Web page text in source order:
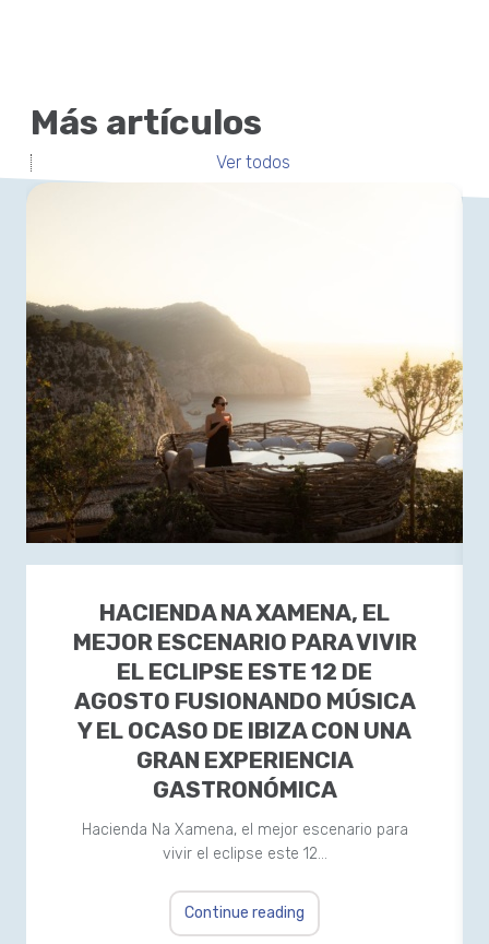
Más artículos
Ver todos
HACIENDA NA XAMENA, EL
MEJOR ESCENARIO PARA VIVIR
EL ECLIPSE ESTE 12 DE
AGOSTO FUSIONANDO MÚSICA
Y EL OCASO DE IBIZA CON UNA
GRAN EXPERIENCIA
GASTRONÓMICA
Hacienda Na Xamena, el mejor escenario para
vivir el eclipse este 12…
Continue reading